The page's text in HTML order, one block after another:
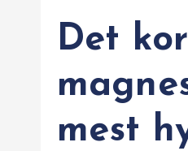
Det
mest